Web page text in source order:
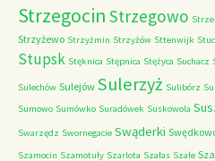
Strzegocin Strzegowo
Strzyżewo Strzyżmin Strzyżów Sttenwijk
Stupsk Stęknica Stępnica Stężyca Suchacz
Sulechów Sulejów Sulerzyż Sulibórz
Sumowo Sumówko Suradówek Suskowola
Swarzędz Swornegacie Swąderki
Szamocin Szamotuły Szarlota Szałas Szałe